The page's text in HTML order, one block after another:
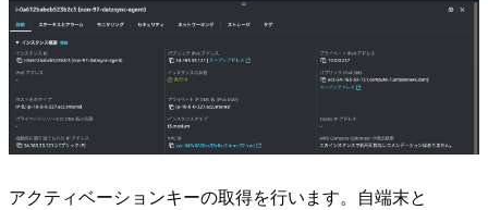
アクティベーションキーの取得を行います。自端末と